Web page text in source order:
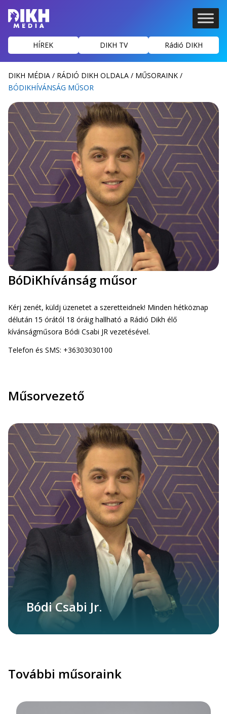
HÍREK DIKH TV Rádió DIKH
DIKH MÉDIA / RÁDIÓ DIKH OLDALA / MŰSORAINK /
BÓDIKHÍVÁNSÁG MŰSOR
BóDiKhívánság műsor
Kérj zenét, küldj üzenetet a szeretteidnek! Minden hétköznap
délután 15 órától 18 óráig hallható a Rádió Dikh élő
kívánságműsora Bódi Csabi JR vezetésével.
Telefon és SMS: +36303030100
Műsorvezető
Bódi Csabi Jr.
További műsoraink